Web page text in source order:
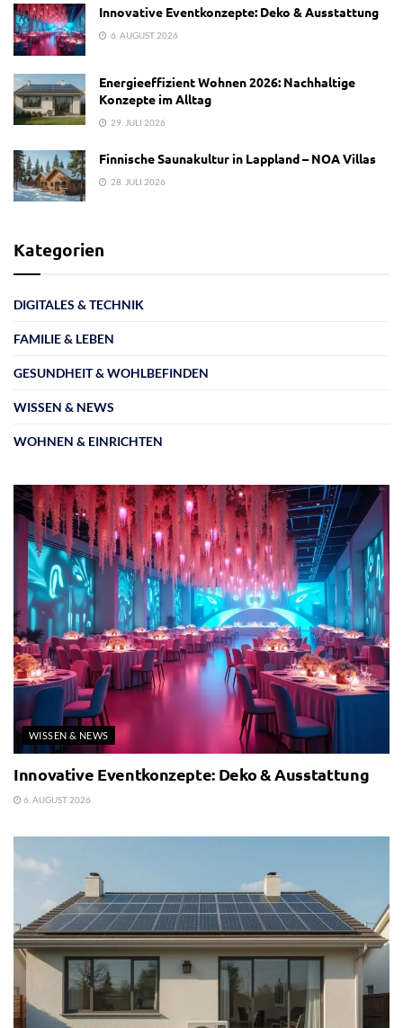
Innovative Eventkonzepte: Deko & Ausstattung
6. AUGUST 2026
Energieeffizient Wohnen 2026: Nachhaltige
Konzepte im Alltag
29. JULI 2026
Finnische Saunakultur in Lappland – NOA Villas
28. JULI 2026
Kategorien
DIGITALES & TECHNIK
FAMILIE & LEBEN
GESUNDHEIT & WOHLBEFINDEN
WISSEN & NEWS
WOHNEN & EINRICHTEN
WISSEN & NEWS
Innovative Eventkonzepte: Deko & Ausstattung
6. AUGUST 2026